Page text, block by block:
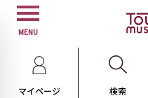
MENU
マイページ 検索